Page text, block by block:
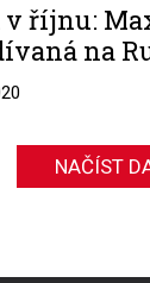
v říjnu:
na
NAČÍST